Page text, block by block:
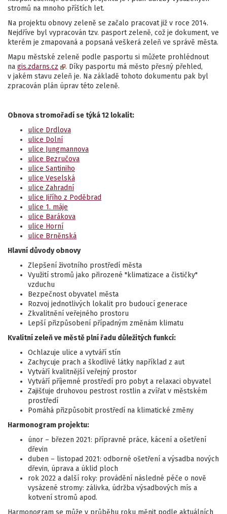
stromů na mnoho příštích let.
Na projektu obnovy zeleně se začalo pracovat již v roce 2014.
Nejdříve byl vypracován tzv. pasport zeleně, což je dokument, ve
kterém je zmapovaná a popsaná veškerá zeleň ve správě města.
Mapu městské zeleně podle pasportu si můžete prohlédnout
na gis.zdarns.cz
. Díky pasportu má město přesný přehled,
v jakém stavu zeleň je. Na základě tohoto dokumentu pak byl
zpracován plán úprav této zeleně.
Obnova stromořadí se týká 12 lokalit:
ulice Drdlova
ulice Dolní
ulice Jungmannova
ulice Bezručova
ulice Santiniho
ulice Veselská
ulice Zahradní
ulice Jiřího z Poděbrad
ulice 1. máje
ulice Barákova
ulice Horní
ulice Brněnská
Hlavní důvody obnovy
Zlepšení životního prostředí města
Využití stromů jako přirozené "klimatizace a čističky"
vzduchu
Bezpečnost obyvatel města
Rozvoj jednotlivých lokalit pro budoucí generace
Zkvalitnění veřejného prostoru
Lepší přizpůsobení případným změnám klimatu
Kvalitní zeleň ve městě plní řadu důležitých funkcí:
Ochlazuje ulice a vytváří stín
Zachycuje prach a škodlivé látky například z aut
Vytváří kvalitnější veřejný prostor
Vytváří příjemné prostředí pro pobyt a relaxaci obyvatel
Zajišťuje druhovou pestrost rostlin a zvířat v městském
prostředí
Pomáhá přizpůsobit prostředí na klimatické změny
Harmonogram projektu:
únor – březen 2021: přípravné práce, kácení a ošetření
dřevin
duben – listopad 2021: odborné ošetření a výsadba nových
dřevin, úprava a úklid ploch
rok 2022 a další roky: provádění následné péče o nově
vysázené stromy: zálivka, údržba výsadbových mís a
kotvení stromů apod.